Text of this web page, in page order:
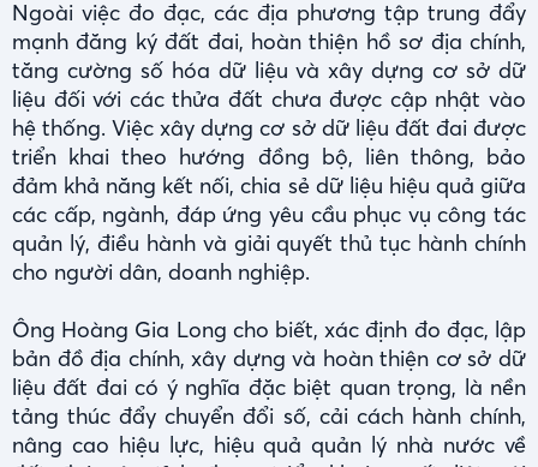
Ngoài việc đo đạc, các địa phương tập trung đẩy
mạnh đăng ký đất đai, hoàn thiện hồ sơ địa chính,
tăng cường số hóa dữ liệu và xây dựng cơ sở dữ
liệu đối với các thửa đất chưa được cập nhật vào
hệ thống. Việc xây dựng cơ sở dữ liệu đất đai được
triển khai theo hướng đồng bộ, liên thông, bảo
đảm khả năng kết nối, chia sẻ dữ liệu hiệu quả giữa
các cấp, ngành, đáp ứng yêu cầu phục vụ công tác
quản lý, điều hành và giải quyết thủ tục hành chính
cho người dân, doanh nghiệp.
Ông Hoàng Gia Long cho biết, xác định đo đạc, lập
bản đồ địa chính, xây dựng và hoàn thiện cơ sở dữ
liệu đất đai có ý nghĩa đặc biệt quan trọng, là nền
tảng thúc đẩy chuyển đổi số, cải cách hành chính,
nâng cao hiệu lực, hiệu quả quản lý nhà nước về